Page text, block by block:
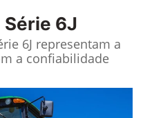
Série 6J
6J representam a
a confiabilidade